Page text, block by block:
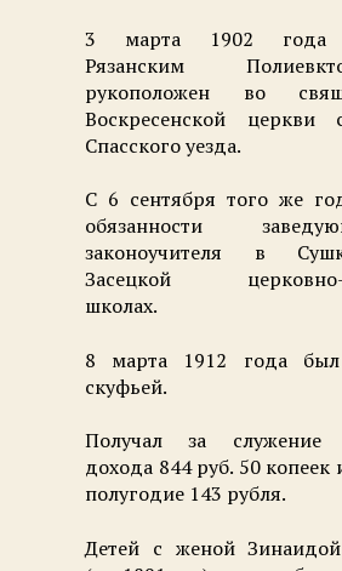
3 марта 1902 года
Рязанским
рукоположен во
Воскресенской церкви
Спасского уезда.
С 6 сентября того же
обязанности
законоучителя в
Засецкой церковно-
школах.
8 марта 1912 года был
скуфьей.
Получал за служение
дохода 844 руб. 50 копеек
полугодие 143 рубля.
Детей с женой